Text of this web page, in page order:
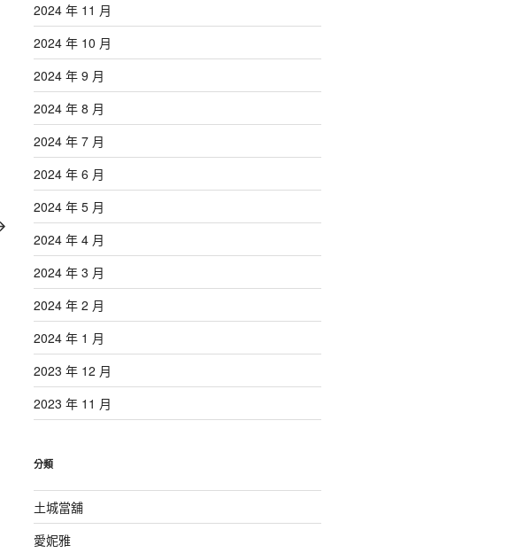
2024 年 11 月
2024 年 10 月
2024 年 9 月
2024 年 8 月
2024 年 7 月
2024 年 6 月
2024 年 5 月
2024 年 4 月
2024 年 3 月
2024 年 2 月
2024 年 1 月
2023 年 12 月
2023 年 11 月
分類
土城當舖
愛妮雅